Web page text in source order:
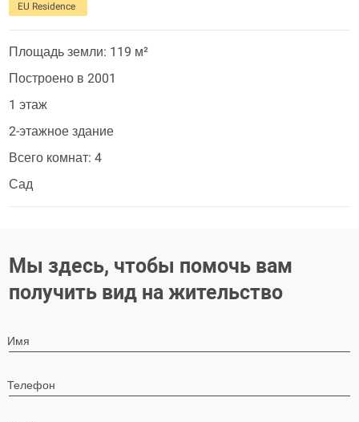
EU Residence
Площадь земли: 119 м²
Построено в 2001
1 этаж
2-этажное здание
Всего комнат: 4
Сад
Мы здесь, чтобы помочь вам
получить вид на жительство
Имя
Телефон